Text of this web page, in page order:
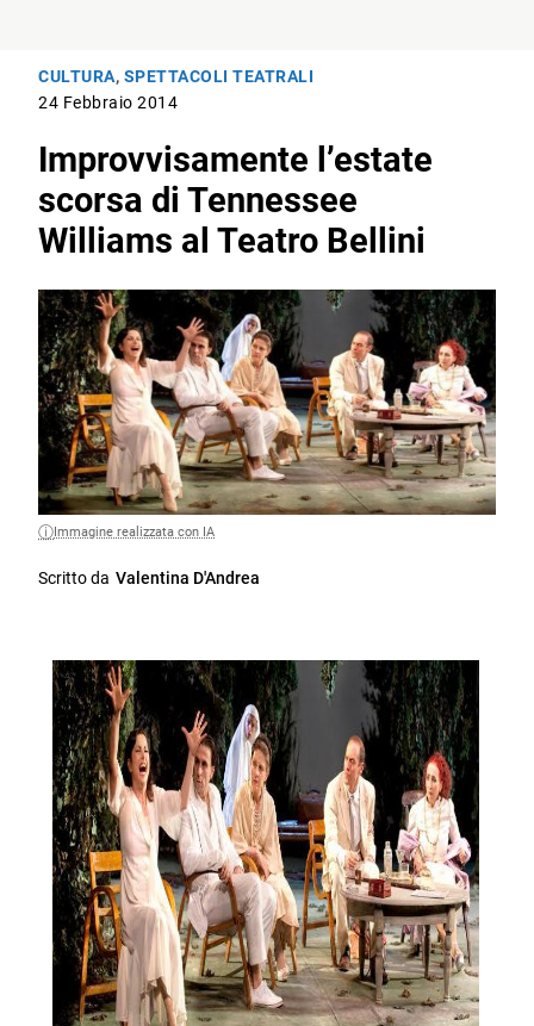
CULTURA, SPETTACOLI TEATRALI
24 Febbraio 2014
Improvvisamente l’estate
scorsa di Tennessee
Williams al Teatro Bellini
Immagine realizzata con IA
Scritto da Valentina D'Andrea